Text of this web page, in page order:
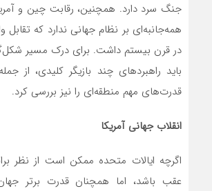
جنگ سرد دارد. همچنین، رقابت چین و
همه‌جانبه‌ای بر نظام جهانی ندارد که
در قرن بیستم داشت. برای درک مسیر
باید راهبردهای چند بازیگر کلیدی، از
قدرت‌های مهم منطقه‌ای را نیز بررسی کرد.
انقلاب جهانی آمریکا
اگرچه ایالات متحده ممکن است از نظر
عقب‌ باشد، اما همچنان قدرت برتر